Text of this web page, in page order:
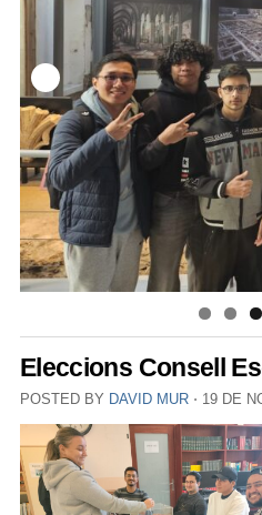
Eleccions Consell
POSTED BY DAVID MUR ⋅ 19 DE